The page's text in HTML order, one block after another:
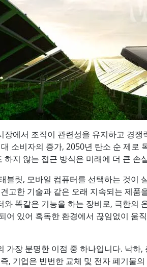
장에서 조직이 관련성을 유지하고 경
소비자의 증가, 2050년 탄소 순 제로
하지 않는 접근 방식은 미래에 더 큰
블릿, 모바일 컴퓨터를 선택하는 것이
고한 기술과 같은 오래 지속되는 제품
와 똑같은 기능을 하는 장비로, 극한의
어 있어 혹독한 환경에서 끊임없이 움
가장 분명한 이점 중 하나입니다. 낙하
, 기업은 빈번한 교체 및 전자 폐기물